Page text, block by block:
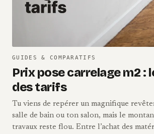
GUIDES & COMPARATIFS
Prix pose carrelage m2 :
des tarifs
Tu viens de repérer un magnifique
salle de bain ou ton salon, mais le
travaux reste flou. Entre l’achat des